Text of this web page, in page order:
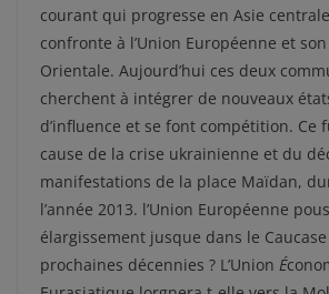
courant qui progresse en Asie
confronte à l’Union Européenne et
Orientale. Aujourd’hui ces deux
cherchent à intégrer de nouveaux
d’influence et se font compétition. Ce
cause de la crise ukrainienne et du
manifestations de la place Maïdan,
l’année 2013. l’Union Européenne
élargissement jusque dans le
prochaines décennies ? L’Union É